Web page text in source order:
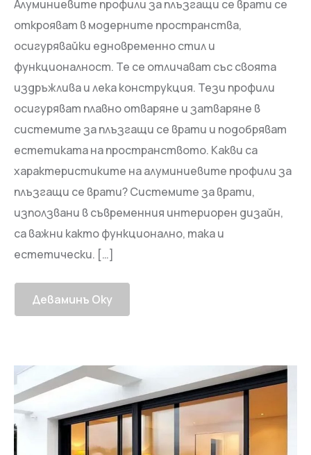
Алуминиевите профили за плъзгащи се врати се
открояват в модерните пространства,
осигурявайки едновременно стил и
функционалност. Те се отличават със своята
издръжлива и лека конструкция. Тези профили
осигуряват плавно отваряне и затваряне в
системите за плъзгащи се врати и подобряват
естетиката на пространството. Какви са
характеристиките на алуминиевите профили за
плъзгащи се врати? Системите за врати,
използвани в съвременния интериорен дизайн,
са важни както функционално, така и
естетически. […]
Деваминъ Оку